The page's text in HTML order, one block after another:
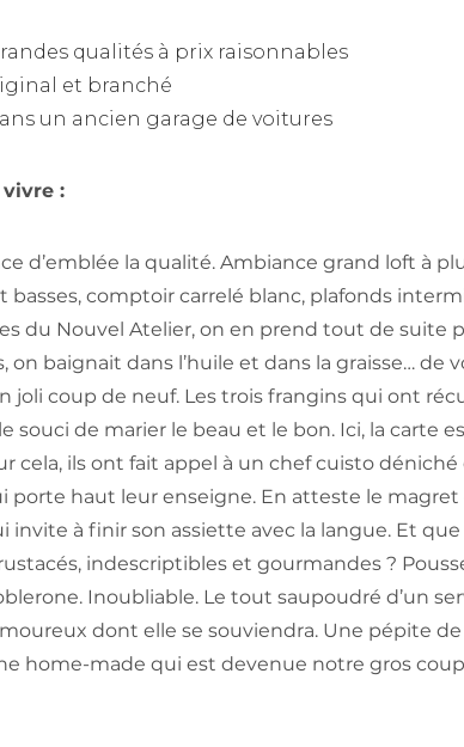
qualités à prix raisonnables
et branché
un ancien garage de voitures
vivre :
d’emblée la qualité. Ambiance grand loft à
basses, comptoir carrelé blanc, plafonds
du Nouvel Atelier, on en prend tout de suite
on baignait dans l’huile et dans la graisse… de
joli coup de neuf. Les trois frangins qui ont
souci de marier le beau et le bon. Ici, la carte
cela, ils ont fait appel à un chef cuisto
porte haut leur enseigne. En atteste le
invite à finir son assiette avec la langue. Et
indescriptibles et gourmandes ?
Inoubliable. Le tout saupoudré d’un
dont elle se souviendra. Une pépite
home-made qui est devenue notre gros